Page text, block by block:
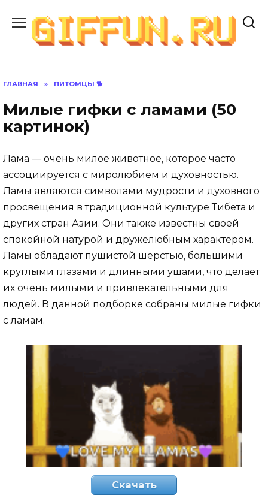
содержанию
ГЛАВНАЯ » ПИТОМЦЫ 🐕
Милые гифки с ламами (50
картинок)
Лама — очень милое животное, которое часто
ассоциируется с миролюбием и духовностью.
Ламы являются символами мудрости и духовного
просвещения в традиционной культуре Тибета и
других стран Азии. Они также известны своей
спокойной натурой и дружелюбным характером.
Ламы обладают пушистой шерстью, большими
круглыми глазами и длинными ушами, что делает
их очень милыми и привлекательными для
людей. В данной подборке собраны милые гифки
с ламам.
Скачать